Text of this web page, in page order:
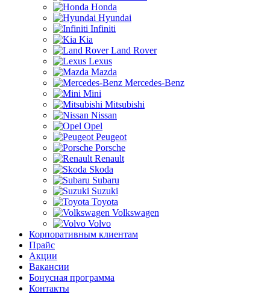
Honda
Hyundai
Infiniti
Kia
Land Rover
Lexus
Mazda
Mercedes-Benz
Mini
Mitsubishi
Nissan
Opel
Peugeot
Porsche
Renault
Skoda
Subaru
Suzuki
Toyota
Volkswagen
Volvo
Корпоративным клиентам
Прайс
Акции
Вакансии
Бонусная программа
Контакты